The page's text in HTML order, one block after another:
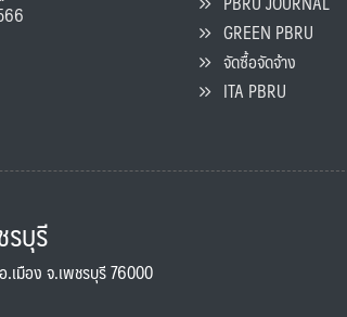
GREEN PBRU
จัดซื้อจัดจ้าง
ITA PBRU
บุรี
เมือง จ.เพชรบุรี 76000